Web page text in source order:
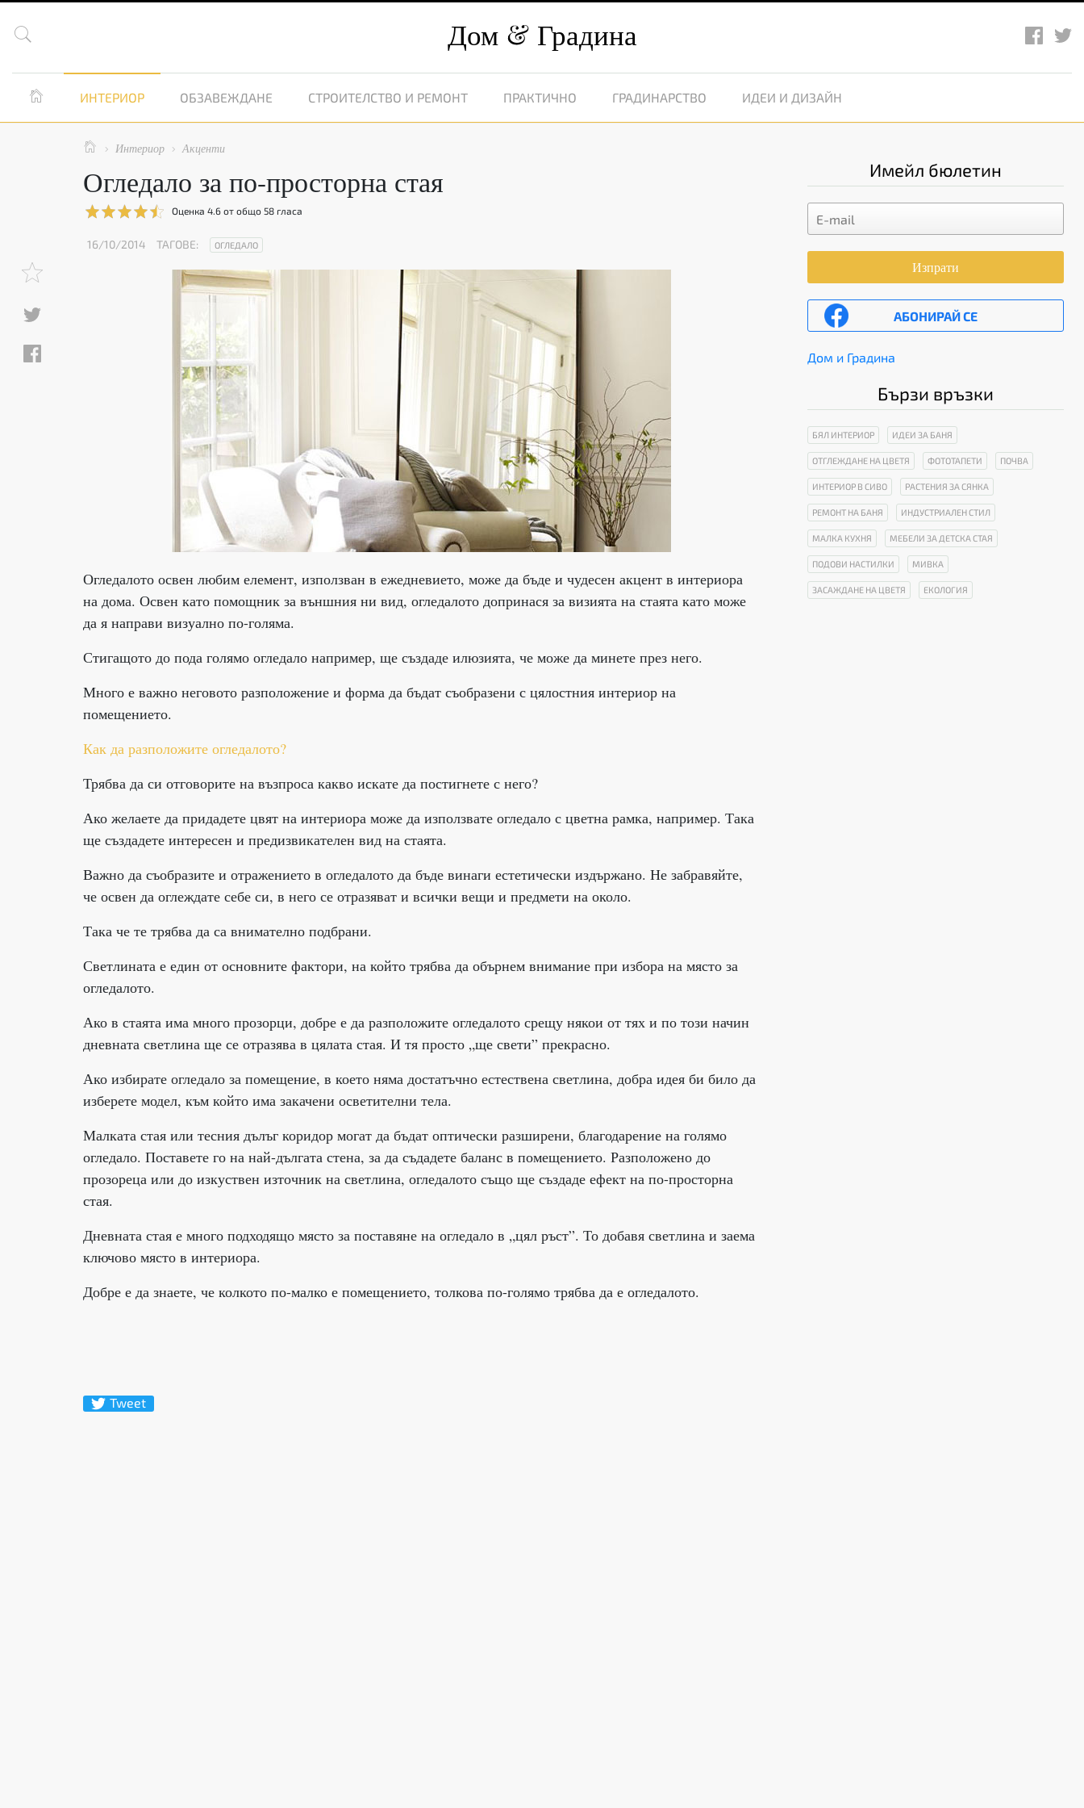
 Дом Градина
 ИНТЕРИОР ОБЗАВЕЖДАНЕ СТРОИТЕЛСТВО И РЕМОНТ ПРАКТИЧНО ГРАДИНАРСТВО ИДЕИ И ДИЗАЙН
  Интериор  Акценти
Огледало за по-просторна стая
Оценка 4.6от общо 58гласа
16/10/2014 ТАГОВЕ: ОГЛЕДАЛО
Огледалото освен любим елемент, използван в ежедневието, може да бъде и чудесен акцент в интериора
на дома. Освен като помощник за външния ни вид, огледалото допринася за визията на стаята като може
да я направи визуално по-голяма.
Стигащото до пода голямо огледало например, ще създаде илюзията, че може да минете през него.
Много е важно неговото разположение и форма да бъдат съобразени с цялостния интериор на
помещението.
Как да разположите огледалото?
Трябва да си отговорите на възпроса какво искате да постигнете с него?
Ако желаете да придадете цвят на интериора може да използвате огледало с цветна рамка, например. Така
ще създадете интересен и предизвикателен вид на стаята.
Важно да съобразите и отражението в огледалото да бъде винаги естетически издържано. Не забравяйте,
че освен да оглеждате себе си, в него се отразяват и всички вещи и предмети на около.
Така че те трябва да са внимателно подбрани.
Светлината е един от основните фактори, на който трябва да обърнем внимание при избора на място за
огледалото.
Ако в стаята има много прозорци, добре е да разположите огледалото срещу някои от тях и по този начин
дневната светлина ще се отразява в цялата стая. И тя просто „ще свети” прекрасно.
Ако избирате огледало за помещение, в което няма достатъчно естествена светлина, добра идея би било да
изберете модел, към който има закачени осветителни тела.
Малката стая или тесния дълъг коридор могат да бъдат оптически разширени, благодарение на голямо
огледало. Поставете го на най-дългата стена, за да съдадете баланс в помещението. Разположено до
прозореца или до изкуствен източник на светлина, огледалото също ще създаде ефект на по-просторна
стая.
Дневната стая е много подходящо място за поставяне на огледало в „цял ръст”. То добавя светлина и заема
ключово място в интериора.
Добре е да знаете, че колкото по-малко е помещението, толкова по-голямо трябва да е огледалото.
Tweet
Имейл бюлетин
Изпрати
АБОНИРАЙ СЕ
Дом и Градина
Бързи връзки
БЯЛ ИНТЕРИОР ИДЕИ ЗА БАНЯ
ОТГЛЕЖДАНЕ НА ЦВЕТЯ ФОТОТАПЕТИ ПОЧВА
ИНТЕРИОР В СИВО РАСТЕНИЯ ЗА СЯНКА
РЕМОНТ НА БАНЯ ИНДУСТРИАЛЕН СТИЛ
МАЛКА КУХНЯ МЕБЕЛИ ЗА ДЕТСКА СТАЯ
ПОДОВИ НАСТИЛКИ МИВКА
ЗАСАЖДАНЕ НА ЦВЕТЯ ЕКОЛОГИЯ